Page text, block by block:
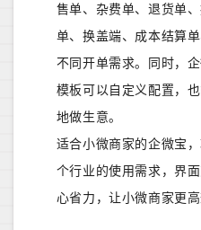
售单、杂费单、退货单
单、换盖端、成本结算
不同开单需求。同时，
模板可以自定义配置，
地做生意。
适合小微商家的企微宝
个行业的使用需求，界
心省力，让小微商家更高